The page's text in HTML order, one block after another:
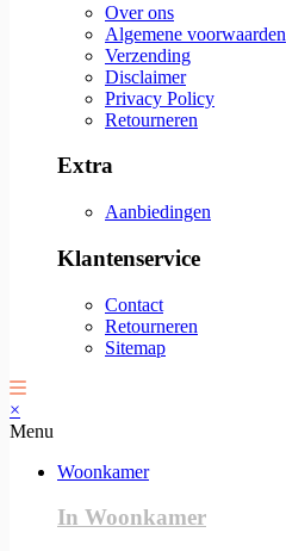
Over ons
Algemene voorwaarden
Verzending
Disclaimer
Privacy Policy
Retourneren
Extra
Aanbiedingen
Klantenservice
Contact
Retourneren
Sitemap
×
Menu
Woonkamer
In Woonkamer